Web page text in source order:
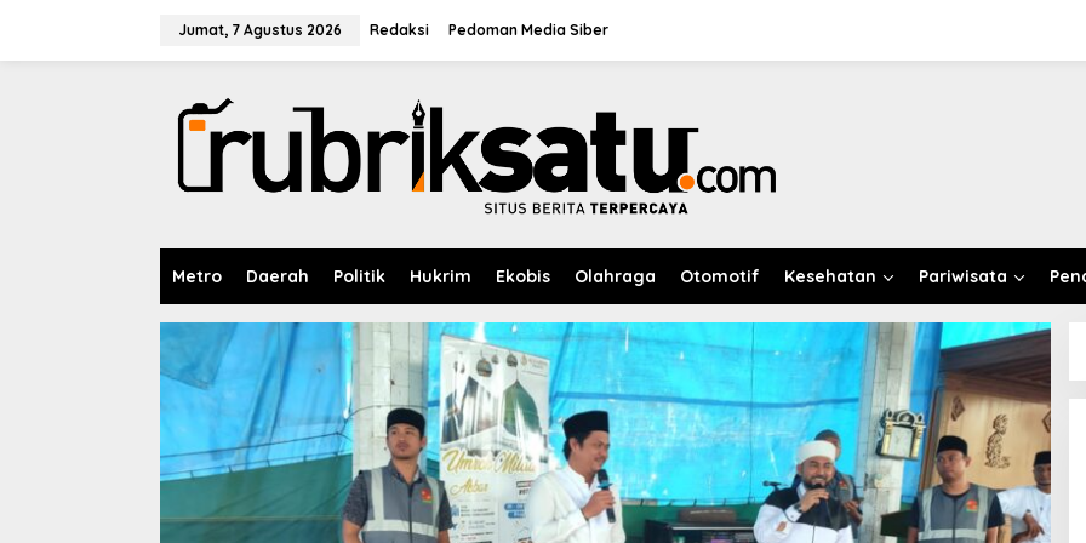
Jumat, 7 Agustus 2026 Redaksi Pedoman Media Siber
Metro Daerah Politik Hukrim Ekobis Olahraga Otomotif Kesehatan Pariwisata